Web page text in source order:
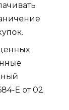
Е от 02.